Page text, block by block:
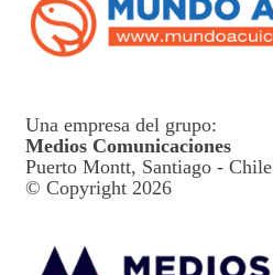
Una empresa del grupo:
Medios Comunicaciones
Puerto Montt, Santiago - Chile
© Copyright 2026